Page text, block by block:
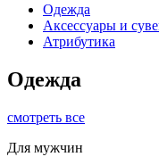
Одежда
Аксессуары и
Атрибутика
Одежда
смотреть все
Для мужчин